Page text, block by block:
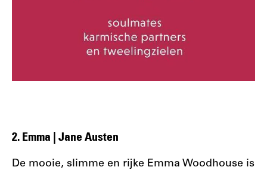
2. Emma | Jane Austen
De mooie, slimme en rijke Emma Woodhouse is